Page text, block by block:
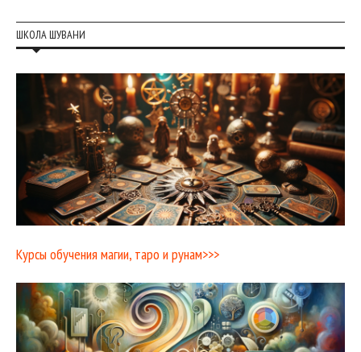
ШКОЛА ШУВАНИ
Курсы обучения магии, таро и рунам>>>